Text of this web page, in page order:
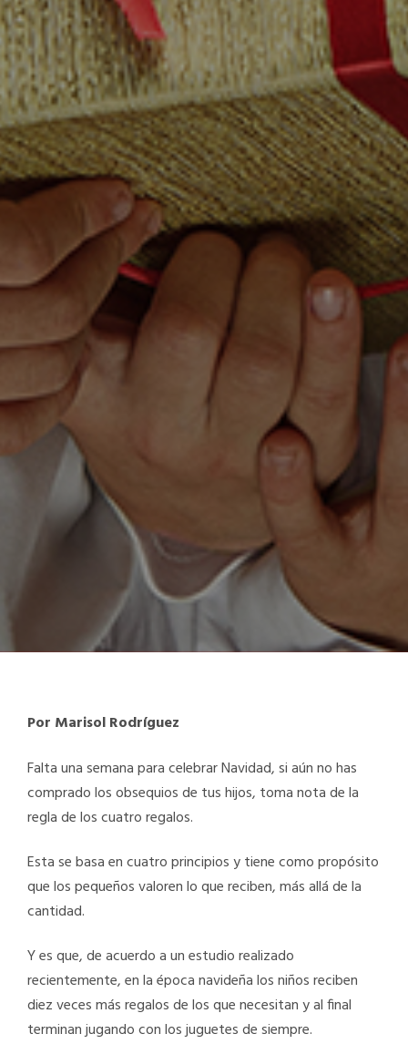
Por Marisol Rodríguez
Falta una semana para celebrar Navidad, si aún no has
comprado los obsequios de tus hijos, toma nota de la
regla de los cuatro regalos.
Esta se basa en cuatro principios y tiene como propósito
que los pequeños valoren lo que reciben, más allá de la
cantidad.
Y es que, de acuerdo a un estudio realizado
recientemente, en la época navideña los niños reciben
diez veces más regalos de los que necesitan y al final
terminan jugando con los juguetes de siempre.